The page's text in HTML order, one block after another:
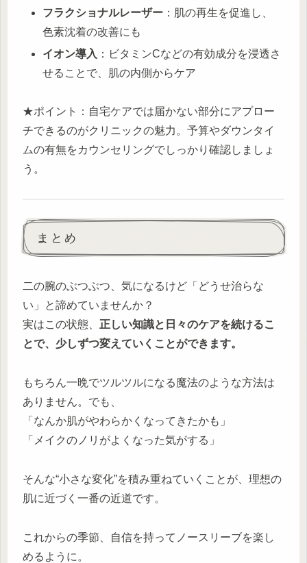
フラクショナルレーザー ：肌の再生を促進し、
色素沈着の改善にも
イオン導入 ：ビタミンCなどの有効成分を浸透さ
せることで、肌の内側からケア
★ポイント：自宅ケアでは届かない部分にアプロー
チできるのがクリニックの魅力。予算やダウンタイ
ムの有無をカウンセリングでしっかり確認しましょ
う。
まとめ
二の腕のぶつぶつ、気になるけど「どうせ治らな
い」と諦めていませんか？
実はこの状態、 正しい知識と日々のケアを続けるこ
とで、少しずつ変えていくことができます。
もちろん一晩でツルツルになる魔法のような方法は
ありません。でも、
「なんか肌がやわらかくなってきたかも」
「メイクのノリがよくなった気がする」
そんな“小さな変化”を積み重ねていくことが、理想の
肌に近づく一番の近道です。
これからの季節、自信を持ってノースリーブを楽し
めるように。